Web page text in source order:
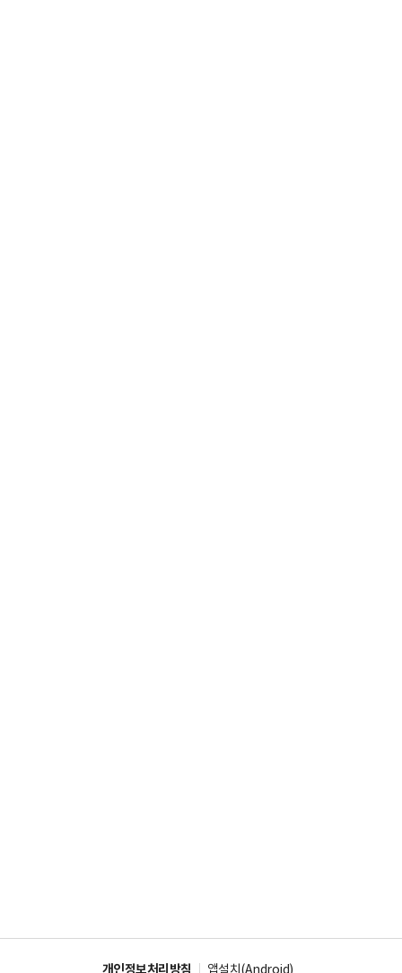
개인정보처리방침 앱설치(Android)